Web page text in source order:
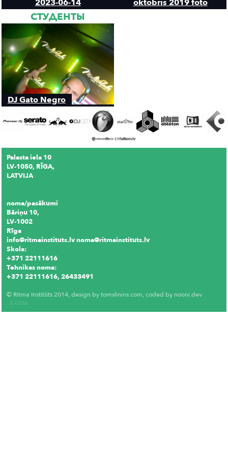
2023-06-14 oktobris 2019 foto
СТУДЕНТЫ
DJ Gato Negro
Palasta iela 10
LV-1050, RĪGA,
LATVIJA
noma/pasākumi
Bāriņu 10,
LV-1002
Rīga
info@ritmainstituts.lv noma@ritmainstituts.lv
Skola:
+371 22111616
Tehnikas noma:
+371 22111616, 26433491
© Ritma Institūts 2014, design bytomslinins.com, coded by nooni.dev
0.026s